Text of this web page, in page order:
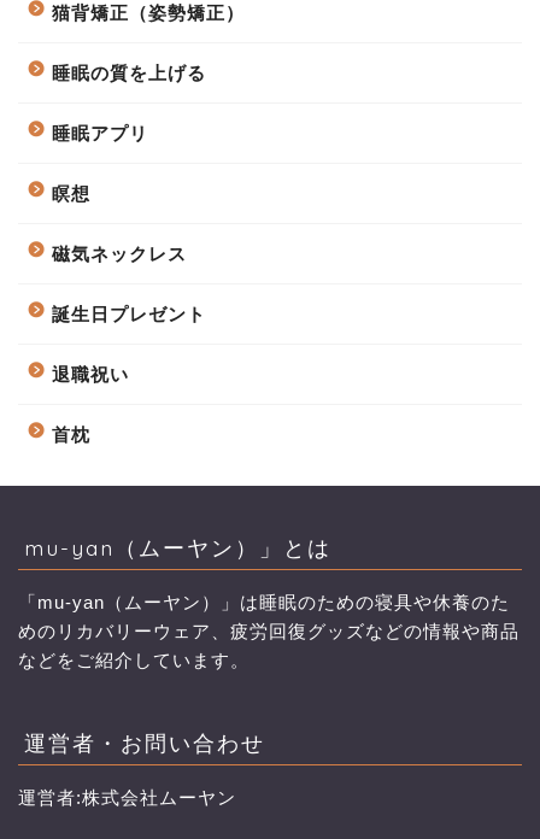
猫背矯正（姿勢矯正）
睡眠の質を上げる
睡眠アプリ
瞑想
磁気ネックレス
誕生日プレゼント
退職祝い
首枕
mu-yan（ムーヤン）」とは
「mu-yan（ムーヤン）」は睡眠のための寝具や休養のた
めのリカバリーウェア、疲労回復グッズなどの情報や商品
などをご紹介しています。
運営者・お問い合わせ
運営者:株式会社ムーヤン